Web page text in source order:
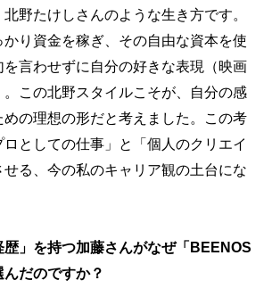
野たけしさんのような生き方です。
かり資金を稼ぎ、その自由な資本を使
を言わせずに自分の好きな表現（映画
この北野スタイルこそが、自分の感
の理想の形だと考えました。この考
ロとしての仕事」と「個人のクリエイ
る、今の私のキャリア観の土台にな
歴」を持つ加藤さんがなぜ「BEENOS
だのですか？